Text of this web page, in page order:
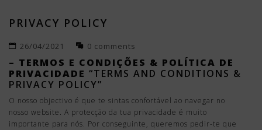
PRIVACY POLICY
26/04/2021 0 comments
– TERMOS E CONDIÇÕES & POLÍTICA DE
PRIVACIDADE “TERMS AND CONDITIONS &
PRIVACY POLICY”
O nosso objectivo é que te sintas confortável ao navegar no
nosso website. A protecção da tua privacidade é muito
importante para nós. Por conseguinte, queremos pedir-te que